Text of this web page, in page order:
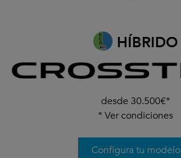
HÍBRIDO
desde 30.500€*
*Ver condiciones
Configura tu modelo